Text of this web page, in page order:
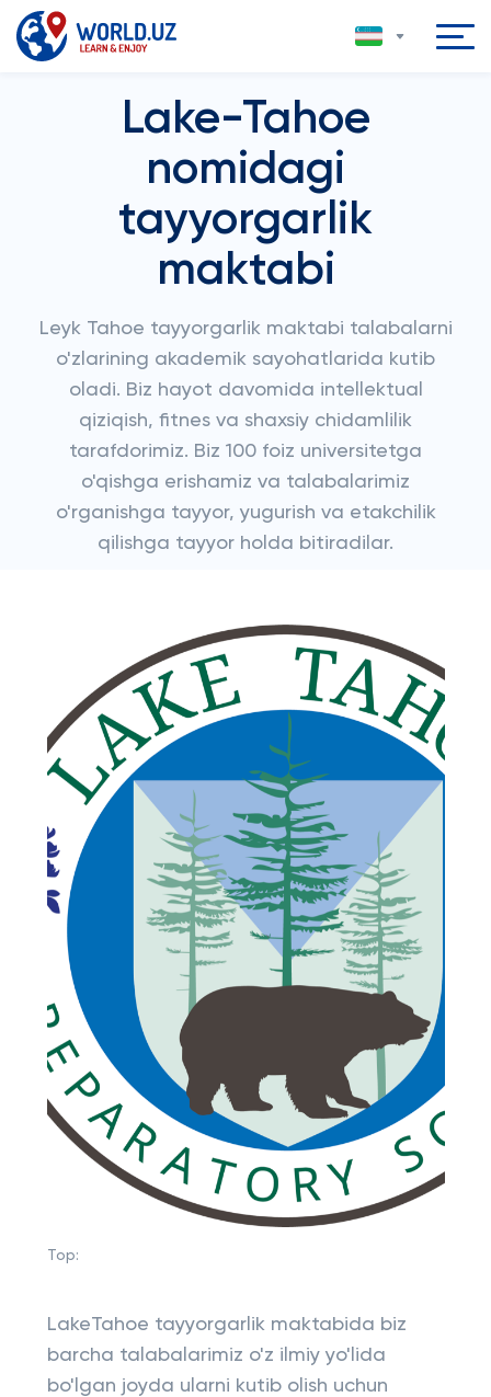
Lake-Tahoe
nomidagi
tayyorgarlik
maktabi
Leyk Tahoe tayyorgarlik maktabi talabalarni
o'zlarining akademik sayohatlarida kutib
oladi. Biz hayot davomida intellektual
qiziqish, fitnes va shaxsiy chidamlilik
tarafdorimiz. Biz 100 foiz universitetga
o'qishga erishamiz va talabalarimiz
o'rganishga tayyor, yugurish va etakchilik
qilishga tayyor holda bitiradilar.
Top:
LakeTahoe tayyorgarlik maktabida biz
barcha talabalarimiz o'z ilmiy yo'lida
bo'lgan joyda ularni kutib olish uchun